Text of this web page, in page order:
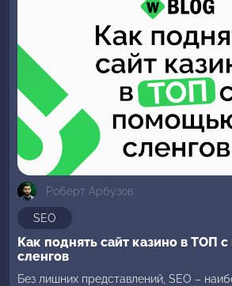
Роберт Арбузов
SEO
Как поднять сайт казино в ТОП
сленгов
Без лишних представлений, SEO –